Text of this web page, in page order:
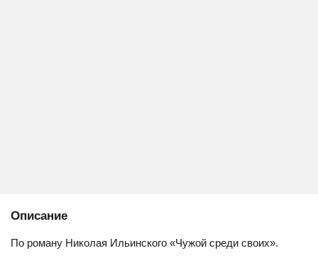
Описание
По роману Николая Ильинского «Чужой среди своих».